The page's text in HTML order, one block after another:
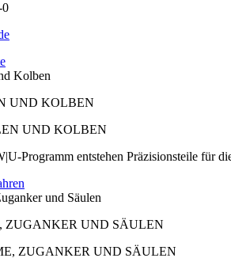
0
Kolben
UND KOLBEN
Programm entstehen Präzisionsteile für
und Säulen
ZUGANKER UND SÄULEN